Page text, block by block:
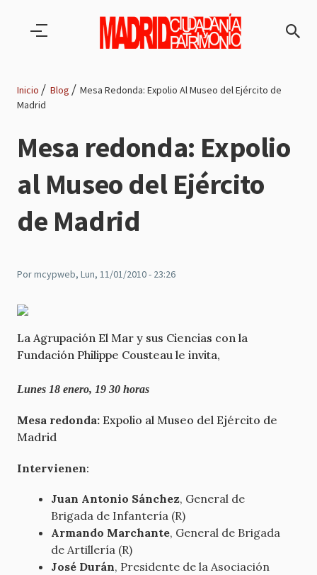
de
navegación
Inicio Blog
Mesa Redonda: Expolio Al Museo del Ejército de
Madrid
Mesa redonda: Expolio
al Museo del Ejército
de Madrid
Pormcypweb, Lun, 11/01/2010 - 23:26
La Agrupación El Mar y sus Ciencias con la
Fundación Philippe Cousteau le invita,
Lunes 18 enero, 19 30 horas
Mesa redonda: Expolio al Museo del Ejército de
Madrid
Intervienen:
Juan Antonio Sánchez, General de
Brigada de Infantería (R)
Armando Marchante, General de Brigada
de Artillería (R)
José Durán, Presidente de la Asociación